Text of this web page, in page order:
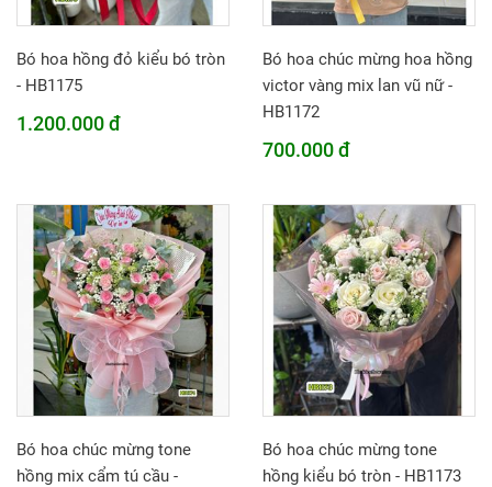
Bó hoa hồng đỏ kiểu bó tròn
- HB1175
1.200.000 đ
Bó hoa chúc mừng hoa hồng
victor vàng mix lan vũ nữ -
HB1172
700.000 đ
Bó hoa chúc mừng tone
hồng mix cẩm tú cầu -
Bó hoa chúc mừng tone
hồng kiểu bó tròn - HB1173